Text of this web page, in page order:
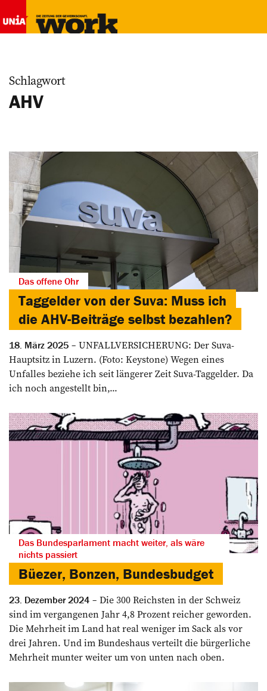
Schlagwort
AHV
Das offene Ohr
Taggelder von der Suva: Muss ich
die AHV-Beiträge selbst bezahlen?
18. März 2025
UNFALLVERSICHERUNG: Der Suva-
Hauptsitz in Luzern. (Foto: Keystone) Wegen eines
Unfalles beziehe ich seit längerer Zeit Suva-Taggelder. Da
ich noch angestellt bin,...
Das Bundesparlament macht weiter, als wäre
nichts passiert
Büezer, Bonzen, Bundesbudget
23. Dezember 2024
Die 300 Reichsten in der Schweiz
sind im vergangenen Jahr 4,8 Prozent reicher geworden.
Die Mehrheit im Land hat real weniger im Sack als vor
drei Jahren. Und im Bundeshaus verteilt die bürgerliche
Mehrheit munter weiter um von unten nach oben.